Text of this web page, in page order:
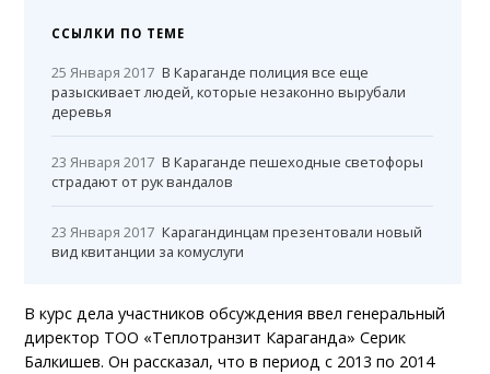
ССЫЛКИ ПО ТЕМЕ
25 Января 2017 В Караганде полиция все еще
разыскивает людей, которые незаконно вырубали
деревья
23 Января 2017 В Караганде пешеходные светофоры
страдают от рук вандалов
23 Января 2017 Карагандинцам презентовали новый
вид квитанции за комуслуги
В курс дела участников обсуждения ввел генеральный
директор ТОО «Теплотранзит Караганда» Серик
Балкишев. Он рассказал, что в период с 2013 по 2014